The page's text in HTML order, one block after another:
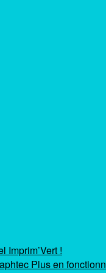
Imprim’Vert !
Plus en